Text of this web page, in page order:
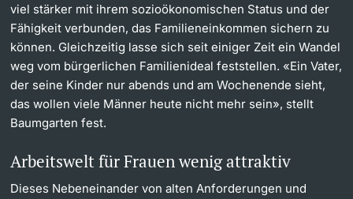
viel stärker mit ihrem sozioökonomischen Status und der
Fähigkeit verbunden, das Familieneinkommen sichern zu
können. Gleichzeitig lasse sich seit einiger Zeit ein Wandel
weg vom bürgerlichen Familienideal feststellen. «Ein Vater,
der seine Kinder nur abends und am Wochenende sieht,
das wollen viele Männer heute nicht mehr sein», stellt
Baumgarten fest.
Arbeitswelt für Frauen wenig attraktiv
Dieses Nebeneinander von alten Anforderungen und